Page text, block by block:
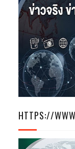
HTTPS://